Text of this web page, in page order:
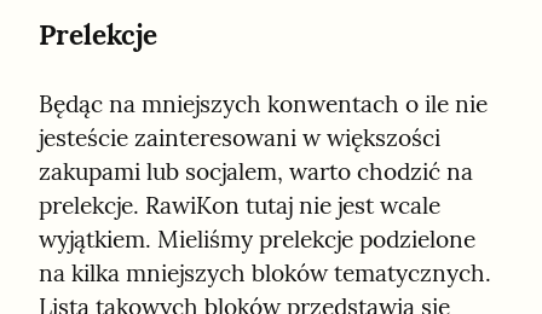
Prelekcje
Będąc na mniejszych konwentach o ile nie
jesteście zainteresowani w większości
zakupami lub socjalem, warto chodzić na
prelekcje. RawiKon tutaj nie jest wcale
wyjątkiem. Mieliśmy prelekcje podzielone
na kilka mniejszych bloków tematycznych.
Lista takowych bloków przedstawia się